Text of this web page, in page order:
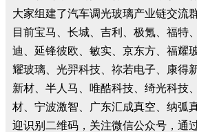
大家组建了汽车调光玻璃产业链交流
目前宝马、长城、吉利、极氪、福特
迪、延锋彼欧、敏实、京东方、福耀
耀玻璃、光羿科技、祢若电子、康得
新材、半人马、唯酷科技、绮光科技
材、宁波激智、广东汇成真空、纳弧
迎识别二维码，关注微信公众号，通